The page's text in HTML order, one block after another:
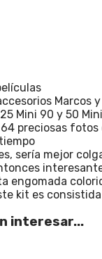
Mini 90 y 50 Mini
preciosas
sería mejor
engomada
kit es
interesar...